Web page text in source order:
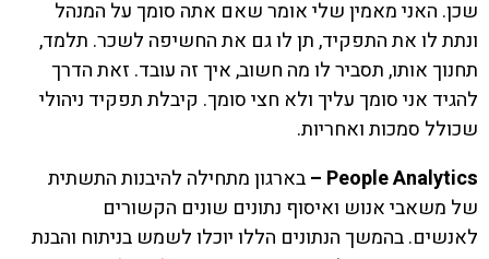
שכן. האני מאמין שלי אומר שאם אתה סומך על המנהל
ונתת לו את התפקיד, תן לו גם את החשיפה לשכר. תלמד,
תחנוך אותו, תסביר לו מה חשוב, איך זה עובד. זאת הדרך
להגיד אני סומך עליך ולא חצי סומך. קיבלת תפקיד ניהולי
שכולל סמכות ואחריות.
People Analytics –
בארגון מתחילה להיבנות התשתית
של משאבי אנוש ואיסוף נתונים שונים הקשורים
לאנשים. בהמשך הנתונים הללו יוכלו לשמש בניתוח והבנת